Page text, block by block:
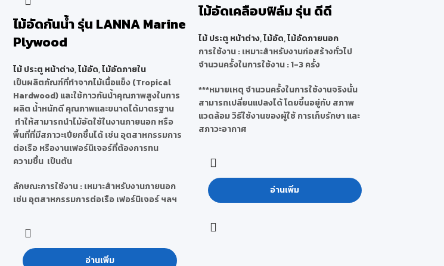
ไม้อัดกันน้ำ รุ่น LANNA Marine
Plywood
ไม้ ประตู หน้าต่าง,ไม้อัด,ไม้อัดภายใน
เป็นผลิตภัณฑ์ที่ทำจากไม้เนื้อแข็ง (Tropical
Hardwood) และใช้กาวกันน้ำคุณภาพสูงในการ
ผลิต น้ำหนักดี คุณภาพและขนาดได้มาตรฐาน
ทำให้สามารถนำไม้อัดใช้ในงานภายนอก หรือ
พื้นที่ที่มีสภาวะเปียกชื้นได้ เช่น อุตสาหกรรมการ
ต่อเรือ หรืองานเฟอร์นิเจอร์ที่ต้องการทน
ความชื้น เป็นต้น
ลักษณะการใช้งาน : เหมาะสำหรับงานภายนอก
เช่น อุตสาหกรรมการต่อเรือ เฟอร์นิเจอร์ ฯลฯ
อ่านเพิ่ม
ไม้อัดเคลือบฟิล์ม รุ่น ดีดี
ไม้ ประตู หน้าต่าง,ไม้อัด,ไม้อัดภายนอก
การใช้งาน : เหมาะสำหรับงานก่อสร้างทั่วไป
จำนวนครั้งในการใช้งาน : 1-3 ครั้ง
***หมายเหตุ จำนวนครั้งในการใช้งานจริงนั้น
สามารถเปลี่ยนแปลงได้ โดยขึ้นอยู่กับ สภาพ
แวดล้อม วิธีใช้งานของผู้ใช้ การเก็บรักษา และ
สภาวะอากาศ
อ่านเพิ่ม